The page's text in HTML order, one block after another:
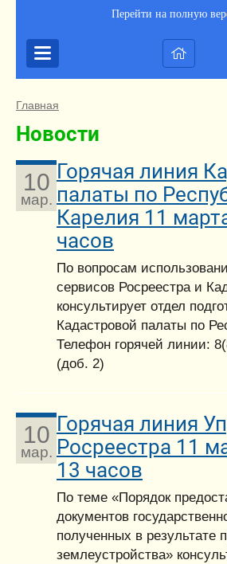
Перейти на полную
Главная
Новости
10
мар.
Горячая линия
палаты по
Карелия 11
часов
По вопросам
сервисов Росреестра и
консультирует отдел
Кадастровой палаты по
Телефон горячей линии:
(доб. 2)
10
мар.
Горячая линия
Росреестра 11
13 часов
По теме «Порядок
документов
полученных в результате
землеустройства»